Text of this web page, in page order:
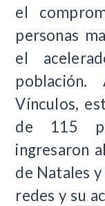
el
personas
el
Vínculos,
de 115
ingresaron
de Natales
redes y su